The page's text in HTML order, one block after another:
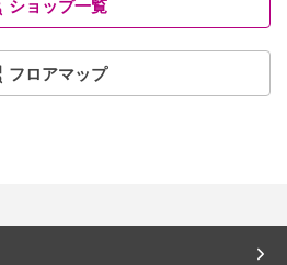
ショップ一覧
フロアマップ